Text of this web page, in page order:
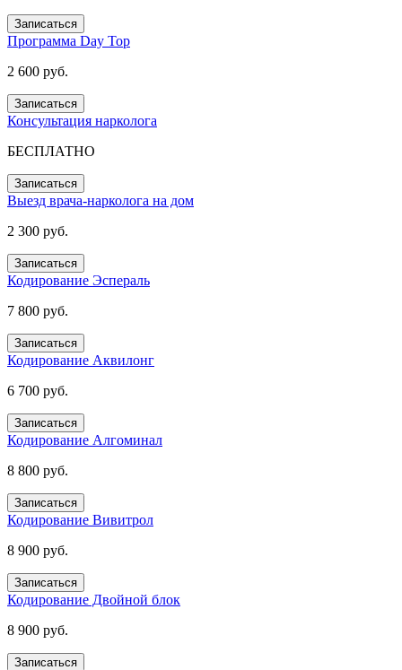
Записаться
Программа Day Top
2 600 руб.
Записаться
Консультация нарколога
БЕСПЛАТНО
Записаться
Выезд врача-нарколога на дом
2 300 руб.
Записаться
Кодирование Эспераль
7 800 руб.
Записаться
Кодирование Аквилонг
6 700 руб.
Записаться
Кодирование Алгоминал
8 800 руб.
Записаться
Кодирование Вивитрол
8 900 руб.
Записаться
Кодирование Двойной блок
8 900 руб.
Записаться